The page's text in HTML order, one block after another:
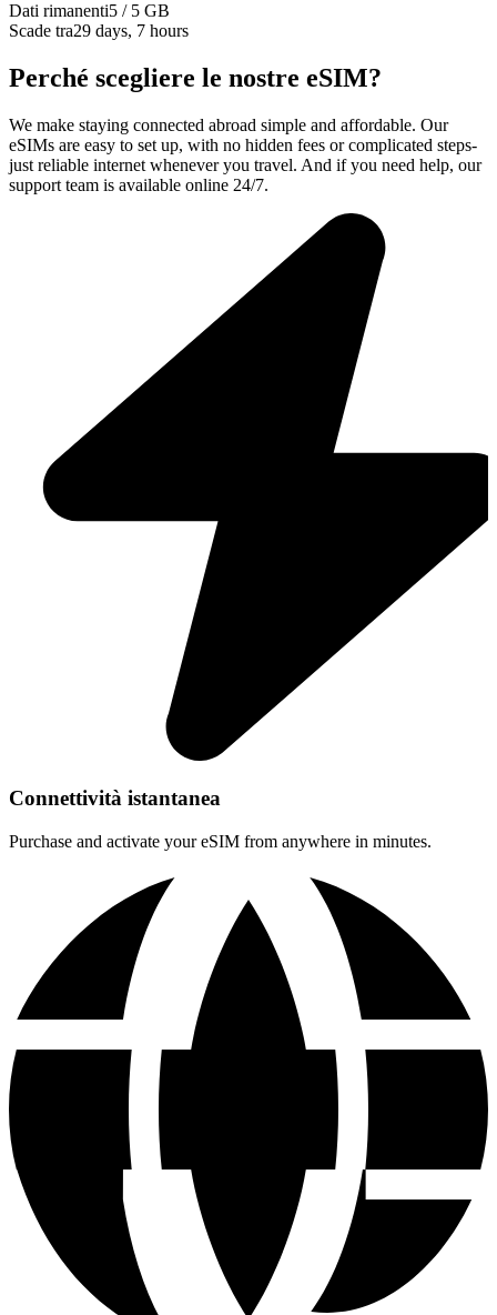
Dati rimanenti5 / 5 GB
Scade tra29 days, 7 hours
Perché scegliere le nostre eSIM?
We make staying connected abroad simple and affordable. Our
eSIMs are easy to set up, with no hidden fees or complicated steps-
just reliable internet whenever you travel. And if you need help, our
support team is available online 24/7.
Connettività istantanea
Purchase and activate your eSIM from anywhere in minutes.